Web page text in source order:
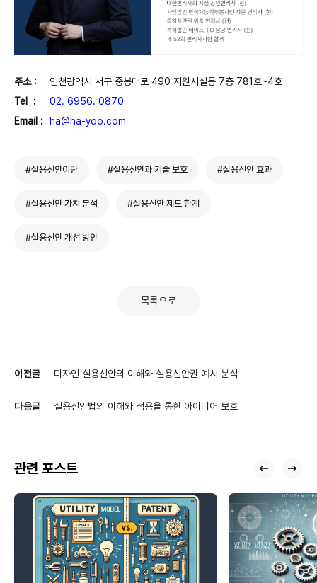
주소 :
인천광역시 서구 중봉대로 490 지원시설동 7층 781호~4호
Tel :
02. 6956. 0870
Email :
ha@ha-yoo.com
#실용신안이란 #실용신안과 기술 보호 #실용신안 효과
#실용신안 가치 분석 #실용신안 제도 한계
#실용신안 개선 방안
목록으로
이전글 디자인 실용신안의 이해와 실용신안권 예시 분석
다음글 실용신안법의 이해와 적용을 통한 아이디어 보호
관련 포스트